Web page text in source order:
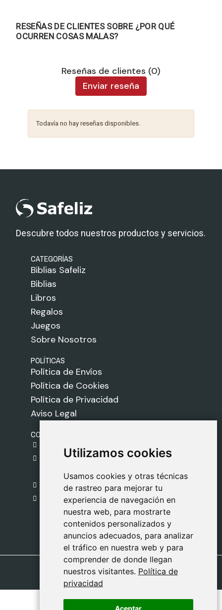
Utilizamos cookies
Usamos cookies y otras técnicas
de rastreo para mejorar tu
experiencia de navegación en
nuestra web, para mostrarte
contenidos personalizados y
anuncios adecuados, para analizar
el tráfico en nuestra web y para
comprender de donde llegan
nuestros visitantes. Política de
privacidad
Aceptar
Utilizamos cookies
Usamos cookies y otras técnicas
de rastreo para mejorar tu
experiencia de navegación en
nuestra web, para mostrarte
contenidos personalizados y
anuncios adecuados, para analizar
el tráfico en nuestra web y para
comprender de donde llegan
nuestros visitantes. Política de
privacidad
Aceptar
RESEÑAS DE CLIENTES SOBRE ¿POR QUÉ
OCURREN COSAS MALAS?
Reseñas de clientes (0)
Enviar reseña
Todavía no hay reseñas disponibles.
Descubre todos nuestros productos y servicios.
CATEGORÍAS
Biblias Safeliz
Biblias
Libros
Regalos
Juegos
Sobre Nosotros
POLÍTICAS
Política de Envíos
Política de Cookies
Política de Privacidad
Aviso Legal
CONTACTO
C. del Pradillo, 6, 28770 Colmenar Viejo,
Madrid
918 459 877
Lunes a Viernes
09:00 - 13:00